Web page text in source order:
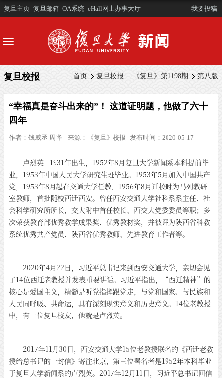
复旦主页 复旦邮箱 OA系统 eHall网上办事大厅 我要投稿
首页 复旦校报 《复旦》第1198期 第八版
复旦校报
“幸福真是奋斗出来的”！ 这道证明题，他做了六十
四年
作者： 钱威丞 周晔 来源： 《复旦》校报 发布时间：2020-05-17
卢烈英 1931年出生，1952年8月复旦大学新闻系本科提前毕
业，1953年中国人民大学研究生班毕业。1953年5月加入中国共产
党，1953年8月起在交通大学任教，1956年8月迁校时为马列教研
室教师，首批随校西迁西安。曾任西安交通大学社科系系主任、社
会科学研究所所长，交大附中首任校长、西交大党委委员等职；多
次荣获教育部优秀教学成果奖、优秀教材奖，并被评为陕西省科教
系统优秀共产党员、陕西省优秀教师、先进教育工作者等。
2020年4月22日，习近平总书记来到西安交通大学，亲切会见
了14位西迁老教授并发表重要讲话。习近平指出，“西迁精神”的
核心是爱国主义，精髓是听党指挥跟党走，与党和国家、与民族和
人民同呼吸、共命运，具有深刻现实意义和历史意义。14位老教授
中，有一位复旦校友，他就是卢烈英。
2017年11月30日，西安交通大学15位老教授联名的《西迁老教
授给总书记的一封信》寄往北京，第三位署名者是1952年本科毕业
于复旦大学新闻系的卢烈英。2017年12月11日，习近平总书记回信